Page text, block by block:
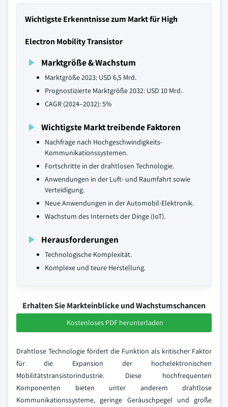
Wichtigste Erkenntnisse zum Markt für High
Electron Mobility Transistor
Marktgröße & Wachstum
Marktgröße 2023: USD 6,5 Mrd.
Prognostizierte Marktgröße 2032: USD 10 Mrd.
CAGR (2024–2032): 5%
Wichtigste Markt treibende Faktoren
Nachfrage nach Hochgeschwindigkeits-
Kommunikationssystemen.
Fortschritte in der drahtlosen Technologie.
Anwendungen in der Luft- und Raumfahrt sowie
Verteidigung.
Neue Anwendungen in der Automobil-Elektronik.
Wachstum des Internets der Dinge (IoT).
Herausforderungen
Technologische Komplexität.
Komplexe und teure Herstellung.
Erhalten Sie Markteinblicke und Wachstumschancen
Kostenloses PDF herunterladen
Drahtlose Technologie fördert die Funktion als kritischer Faktor
für die Expansion der hochelektronischen
Mobilitätstransistorindustrie. Diese hochfrequenten
Komponenten bieten unter anderem drahtlose
Kommunikationssysteme, geringe Geräuschpegel und große